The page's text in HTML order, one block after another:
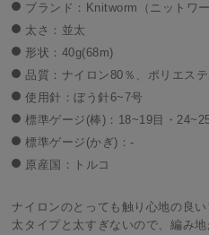
ブランド：Knitworm（ニットワー
太さ：並太
形状：40g(68m)
品質：ナイロン80％、ポリエス
使用針：ぼう針6~7号
標準ゲージ(棒)：18~19目・
標準ゲージ(かぎ)：-
原産国：トルコ
ナイロンのとっても触り心地の良
太タイプと太すぎないので、編み